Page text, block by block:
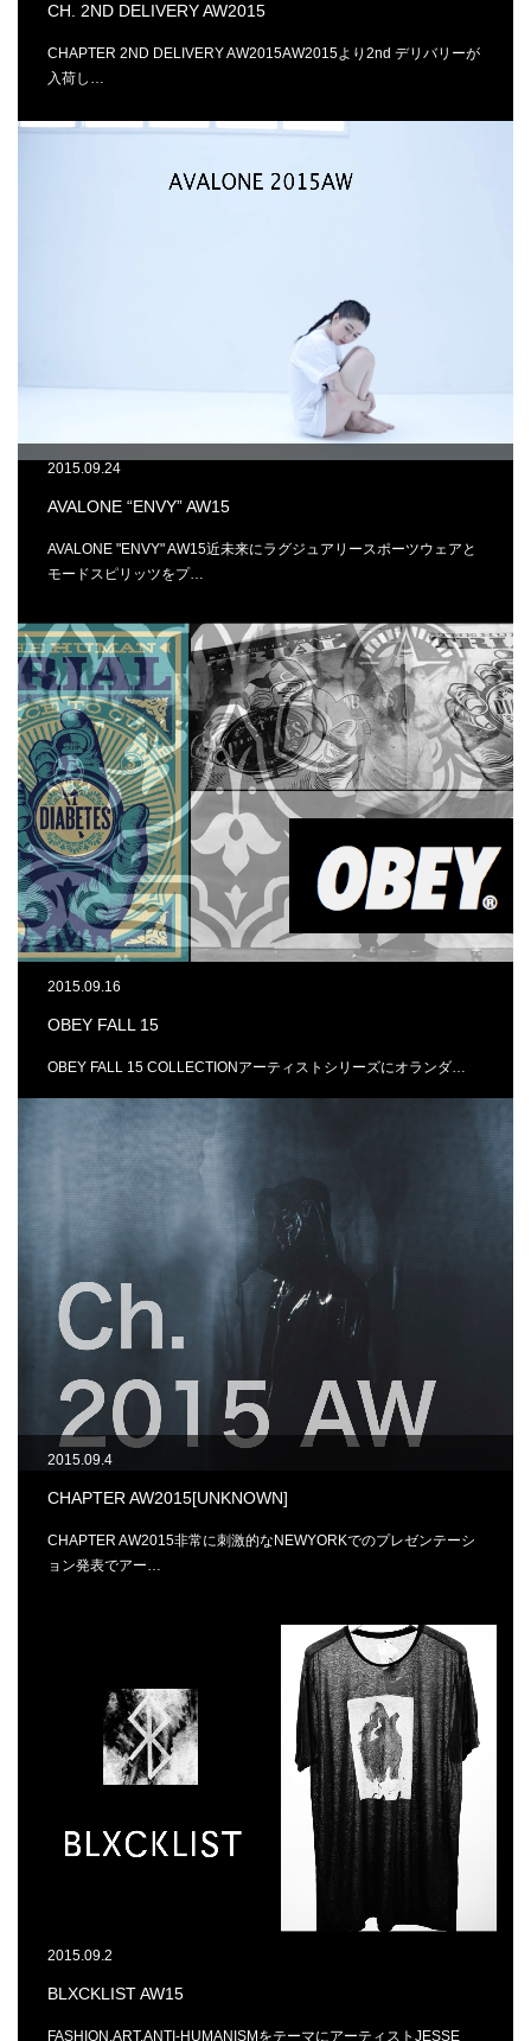
CH. 2ND DELIVERY AW2015
CHAPTER 2ND DELIVERY AW2015AW2015より2nd デリバリーが
入荷し…
2015.09.24
AVALONE “ENVY” AW15
AVALONE "ENVY" AW15近未来にラグジュアリースポーツウェアと
モードスピリッツをプ…
2015.09.16
OBEY FALL 15
OBEY FALL 15 COLLECTIONアーティストシリーズにオランダ…
2015.09.4
CHAPTER AW2015[UNKNOWN]
CHAPTER AW2015非常に刺激的なNEWYORKでのプレゼンテーシ
ョン発表でアー…
2015.09.2
BLXCKLIST AW15
FASHION,ART,ANTI-HUMANISMをテーマにアーティストJESSE